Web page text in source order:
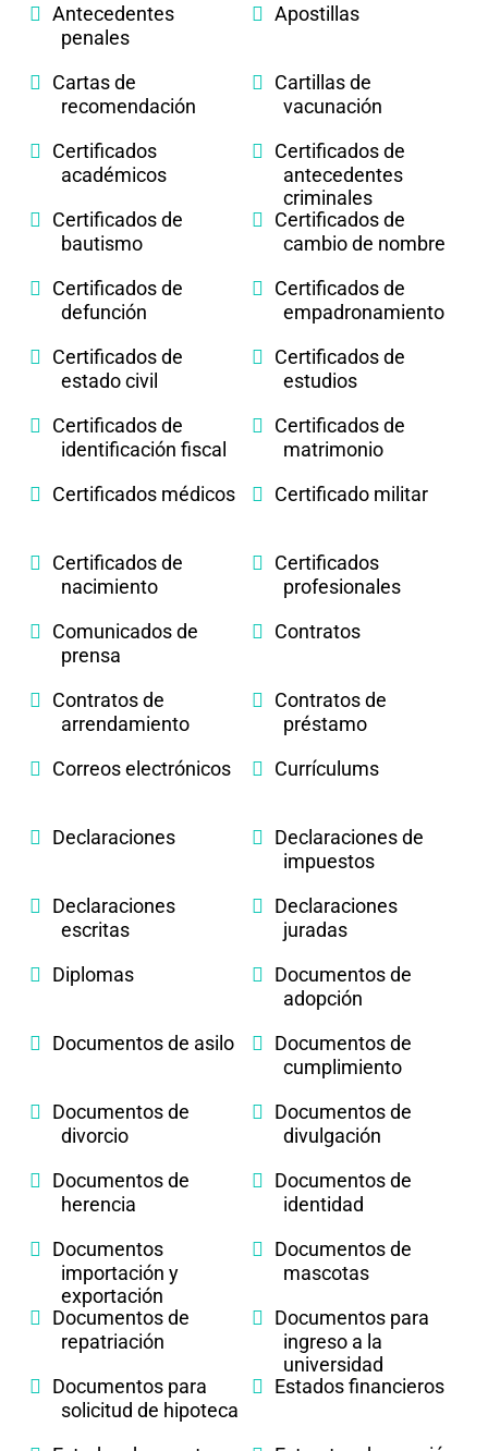
Antecedentes
penales
Apostillas
Cartas de
recomendación
Cartillas de
vacunación
Certificados
académicos
Certificados de
antecedentes
criminales
Certificados de
bautismo
Certificados de
cambio de nombre
Certificados de
defunción
Certificados de
empadronamiento
Certificados de
estado civil
Certificados de
estudios
Certificados de
identificación fiscal
Certificados de
matrimonio
Certificados médicos
Certificado militar
Certificados de
nacimiento
Certificados
profesionales
Comunicados de
prensa
Contratos
Contratos de
arrendamiento
Contratos de
préstamo
Correos electrónicos
Currículums
Declaraciones
Declaraciones de
impuestos
Declaraciones
escritas
Declaraciones
juradas
Diplomas
Documentos de
adopción
Documentos de asilo
Documentos de
cumplimiento
Documentos de
divorcio
Documentos de
divulgación
Documentos de
herencia
Documentos de
identidad
Documentos
importación y
exportación
Documentos de
mascotas
Documentos de
repatriación
Documentos para
ingreso a la
universidad
Documentos para
solicitud de hipoteca
Estados financieros